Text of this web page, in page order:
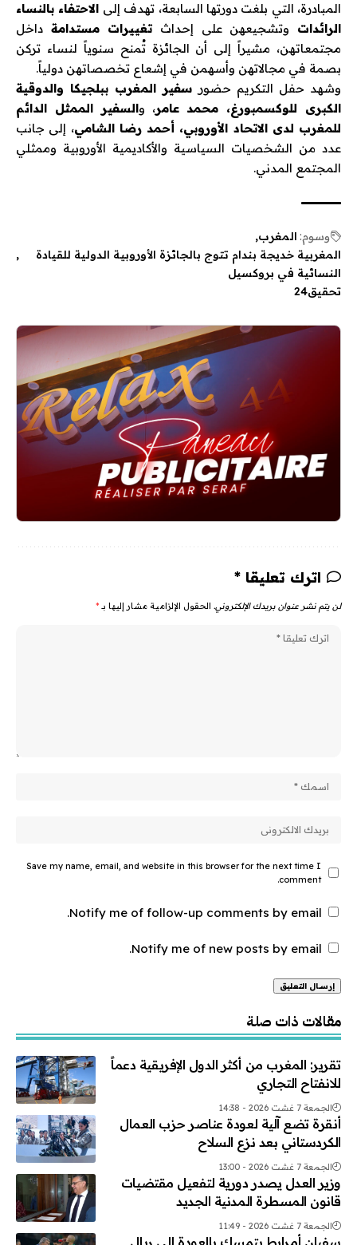
المبادرة، التي بلغت دورتها السابعة، تهدف إلى الاحتفاء بالنساء
الرائدات وتشجيعهن على إحداثتغييرات مستدامة داخل
مجتمعاتهن، مشيراً إلى أن الجائزة تُمنح سنوياً لنساء تركن
بصمة في مجالاتهن وأسهمن في إشعاع تخصصاتهن دولياً.
وشهد حفل التكريم حضور سفير المغرب ببلجيكا والدوقية
الكبرى للوكسمبورغ، محمد عامر، والسفير الممثل الدائم
للمغرب لدى الاتحاد الأوروبي، أحمد رضا الشامي، إلى جانب
عدد من الشخصيات السياسية والأكاديمية الأوروبية وممثلي
المجتمع المدني.
وسوم: المغرب
المغربية خديجة بندام تتوج بالجائزة الأوروبية الدولية للقيادة
النسائية في بروكسيل
تحقيق24
اترك تعليقا *
لن يتم نشر عنوان بريدك الإلكتروني. الحقول الإلزامية مشار إليها بـ *
Save my name, email, and website in this browser for the next time I
comment.
Notify me of follow-up comments by email.
Notify me of new posts by email.
مقالات ذات صلة
تقرير: المغرب من أكثر الدول الإفريقية دعماً
للانفتاح التجاري
الجمعة 7 غشت 2026 - 14:38
أنقرة تضع آلية لعودة عناصر حزب العمال
الكردستاني بعد نزع السلاح
الجمعة 7 غشت 2026 - 13:00
وزير العدل يصدر دورية لتفعيل مقتضيات
قانون المسطرة المدنية الجديد
الجمعة 7 غشت 2026 - 11:49
سفيان أمرابط يتمسك بالعودة إلى ريال